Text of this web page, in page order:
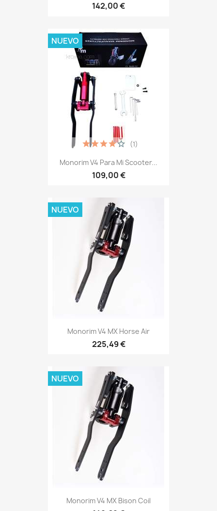
142,00 €
Monorim V4 Para Mi Scooter...
109,00 €
(1)
NUEVO
Monorim V4 MX Horse Air
225,49 €
NUEVO
Monorim V4 MX Bison Coil
NUEVO